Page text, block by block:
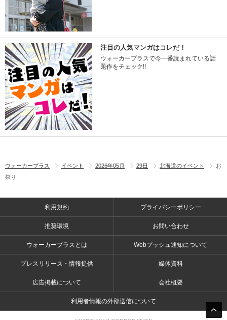
注目の人気マンガはコレだ！
ウォーカープラスで今一番読まれている話
題作をチェック!!
ウォーカープラス イベント 2026年05月 29日 北海道のイベント
お
祭り
利用規約 プライバシーポリシー
推奨環境 お問い合わせ
ウォーカープラスとは Webプッシュ通知について
プレスリリース・情報提供 媒体資料
広告掲載について 会社概要
利用者情報の外部送信について